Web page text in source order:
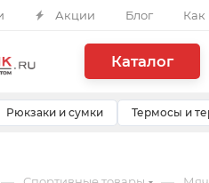
Акции Блог Как
Каталог
Рюкзаки и сумки Термосы и